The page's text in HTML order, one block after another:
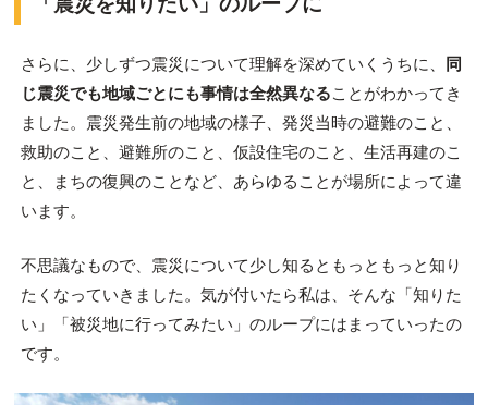
さらに、少しずつ震災について理解を深めていくうちに、
同
じ震災でも地域ごとにも事情は全然異なることがわかってき
ました。震災発生前の地域の様子、発災当時の避難のこと、
救助のこと、避難所のこと、仮設住宅のこと、生活再建のこ
と、まちの復興のことなど、あらゆることが場所によって違
います。
不思議なもので、震災について少し知るともっともっと知り
たくなっていきました。気が付いたら私は、そんな「知りた
い」「被災地に行ってみたい」のループにはまっていったの
です。